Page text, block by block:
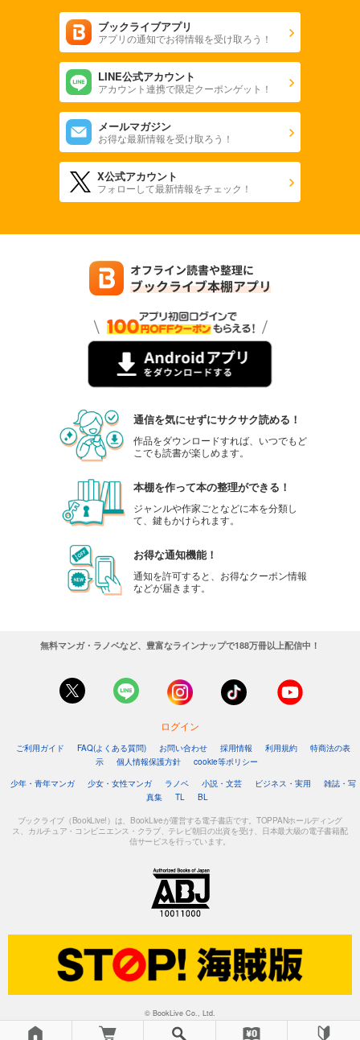
ブックライブアプリ
アプリの通知でお得情報を受け取ろう！
LINE公式アカウント
アカウント連携で限定クーポンゲット！
メールマガジン
お得な最新情報を受け取ろう！
X公式アカウント
フォローして最新情報をチェック！
通信を気にせずにサクサク読める！
作品をダウンロードすれば、いつでもど
こでも読書が楽しめます。
本棚を作って本の整理ができる！
ジャンルや作家ごとなどに本を分類し
て、鍵もかけられます。
お得な通知機能！
通知を許可すると、お得なクーポン情報
などが届きます。
無料マンガ・ラノベなど、豊富なラインナップで188万冊以上配信中！
ログイン
ご利用ガイド FAQ(よくある質問) お問い合わせ 採用情報 利用規約
特商法の表
示
個人情報保護方針
cookie等ポリシー
少年・青年マンガ
少女・女性マンガ ラノベ 小説・文芸 ビジネス・実用
雑誌・写
真集
TL BL
ブックライブ（BookLive!）は、BookLiveが運営する電子書店です。TOPPANホールディング
ス、カルチュア・コンビニエンス・クラブ、テレビ朝日の出資を受け、日本最大級の電子書籍配
信サービスを行っています。
© BookLive Co., Ltd.